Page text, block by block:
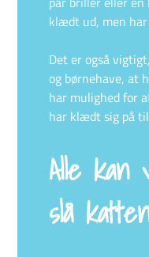
klædt ud, men
Det er også
og børnehave, at
har mulighed for
har klædt sig på
Alle
slå